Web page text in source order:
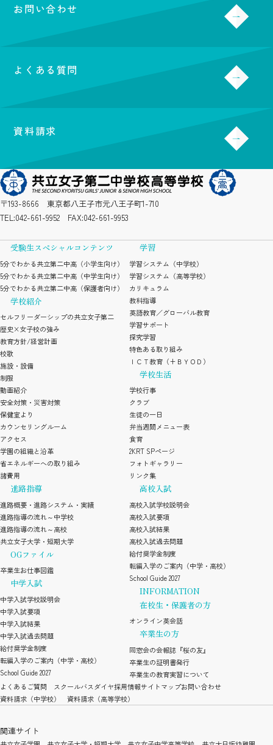
お問い合わせ
よくある質問
資料請求
〒193-8666 東京都八王子市元八王子町1-710
TEL:042-661-9952 FAX:042-661-9953
受験生スペシャルコンテンツ
5分でわかる共立第二中高（小学生向け）
5分でわかる共立第二中高（中学生向け）
5分でわかる共立第二中高（保護者向け）
学校紹介
セルフリーダーシップの共立女子第二
歴史×女子校の強み
教育方針/経営計画
校歌
施設・設備
制服
動画紹介
安全対策・災害対策
保健室より
カウンセリングルーム
アクセス
学園の組織と沿革
省エネルギーへの取り組み
諸費用
学習
学習システム（中学校）
学習システム（高等学校）
カリキュラム
教科指導
英語教育／グローバル教育
学習サポート
探究学習
特色ある取り組み
ＩＣＴ教育（+ＢＹＯＤ）
学校生活
学校行事
クラブ
生徒の一日
弁当週間メニュー表
食育
2KRT SPページ
フォトギャラリー
リンク集
進路指導
進路概要・進路システム・実績
進路指導の流れ～中学校
進路指導の流れ～高校
共立女子大学・短期大学
OGファイル
卒業生お仕事図鑑
中学入試
中学入試学校説明会
中学入試要項
中学入試結果
中学入試過去問題
給付奨学金制度
転編入学のご案内（中学・高校）
School Guide 2027
高校入試
高校入試学校説明会
高校入試要項
高校入試結果
高校入試過去問題
給付奨学金制度
転編入学のご案内（中学・高校）
School Guide 2027
INFORMATION
在校生・保護者の方
オンライン英会話
卒業生の方
同窓会の会報誌『桜の友』
卒業生の証明書発行
卒業生の教育実習について
よくあるご質問
スクールバスダイヤ採用情報サイトマップお問い合わせ
資料請求（中学校）
資料請求（高等学校）
関連サイト